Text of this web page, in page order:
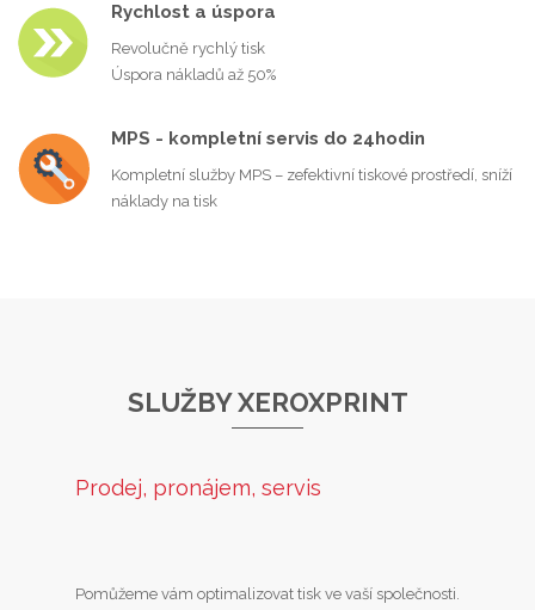
Rychlost a úspora
Revolučně rychlý tisk
Úspora nákladů až 50%
MPS - kompletní servis do 24hodin
Kompletní služby MPS – zefektivní tiskové prostředí, sníží
náklady na tisk
SLUŽBY XEROXPRINT
Prodej, pronájem, servis
Pomůžeme vám optimalizovat tisk ve vaší společnosti.